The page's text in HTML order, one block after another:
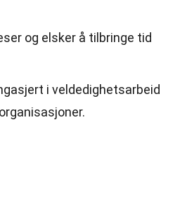
og elsker å tilbringe tid
i veldedighetsarbeid